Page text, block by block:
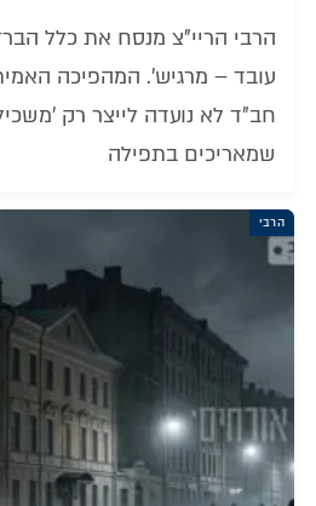
הרבי הריי"צ מנסח את כלל
עובד – מרגיש'. המהפיכה
חב"ד לא נועדה לייצר רק
שמאריכים בתפילה
הרבי